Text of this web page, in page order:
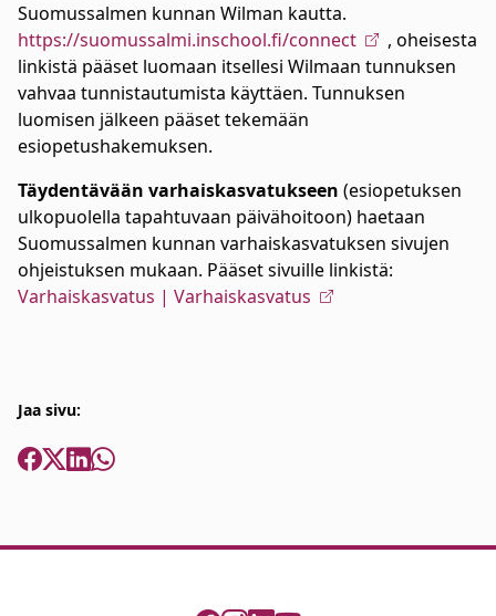
Suomussalmen kunnan Wilman kautta.
https://suomussalmi.inschool.fi/connect
, oheisesta
linkistä pääset luomaan itsellesi Wilmaan tunnuksen
vahvaa tunnistautumista käyttäen. Tunnuksen
luomisen jälkeen pääset tekemään
esiopetushakemuksen.
Täydentävään varhaiskasvatukseen (esiopetuksen
ulkopuolella tapahtuvaan päivähoitoon) haetaan
Suomussalmen kunnan varhaiskasvatuksen sivujen
ohjeistuksen mukaan. Pääset sivuille linkistä:
Varhaiskasvatus | Varhaiskasvatus
Jaa sivu: